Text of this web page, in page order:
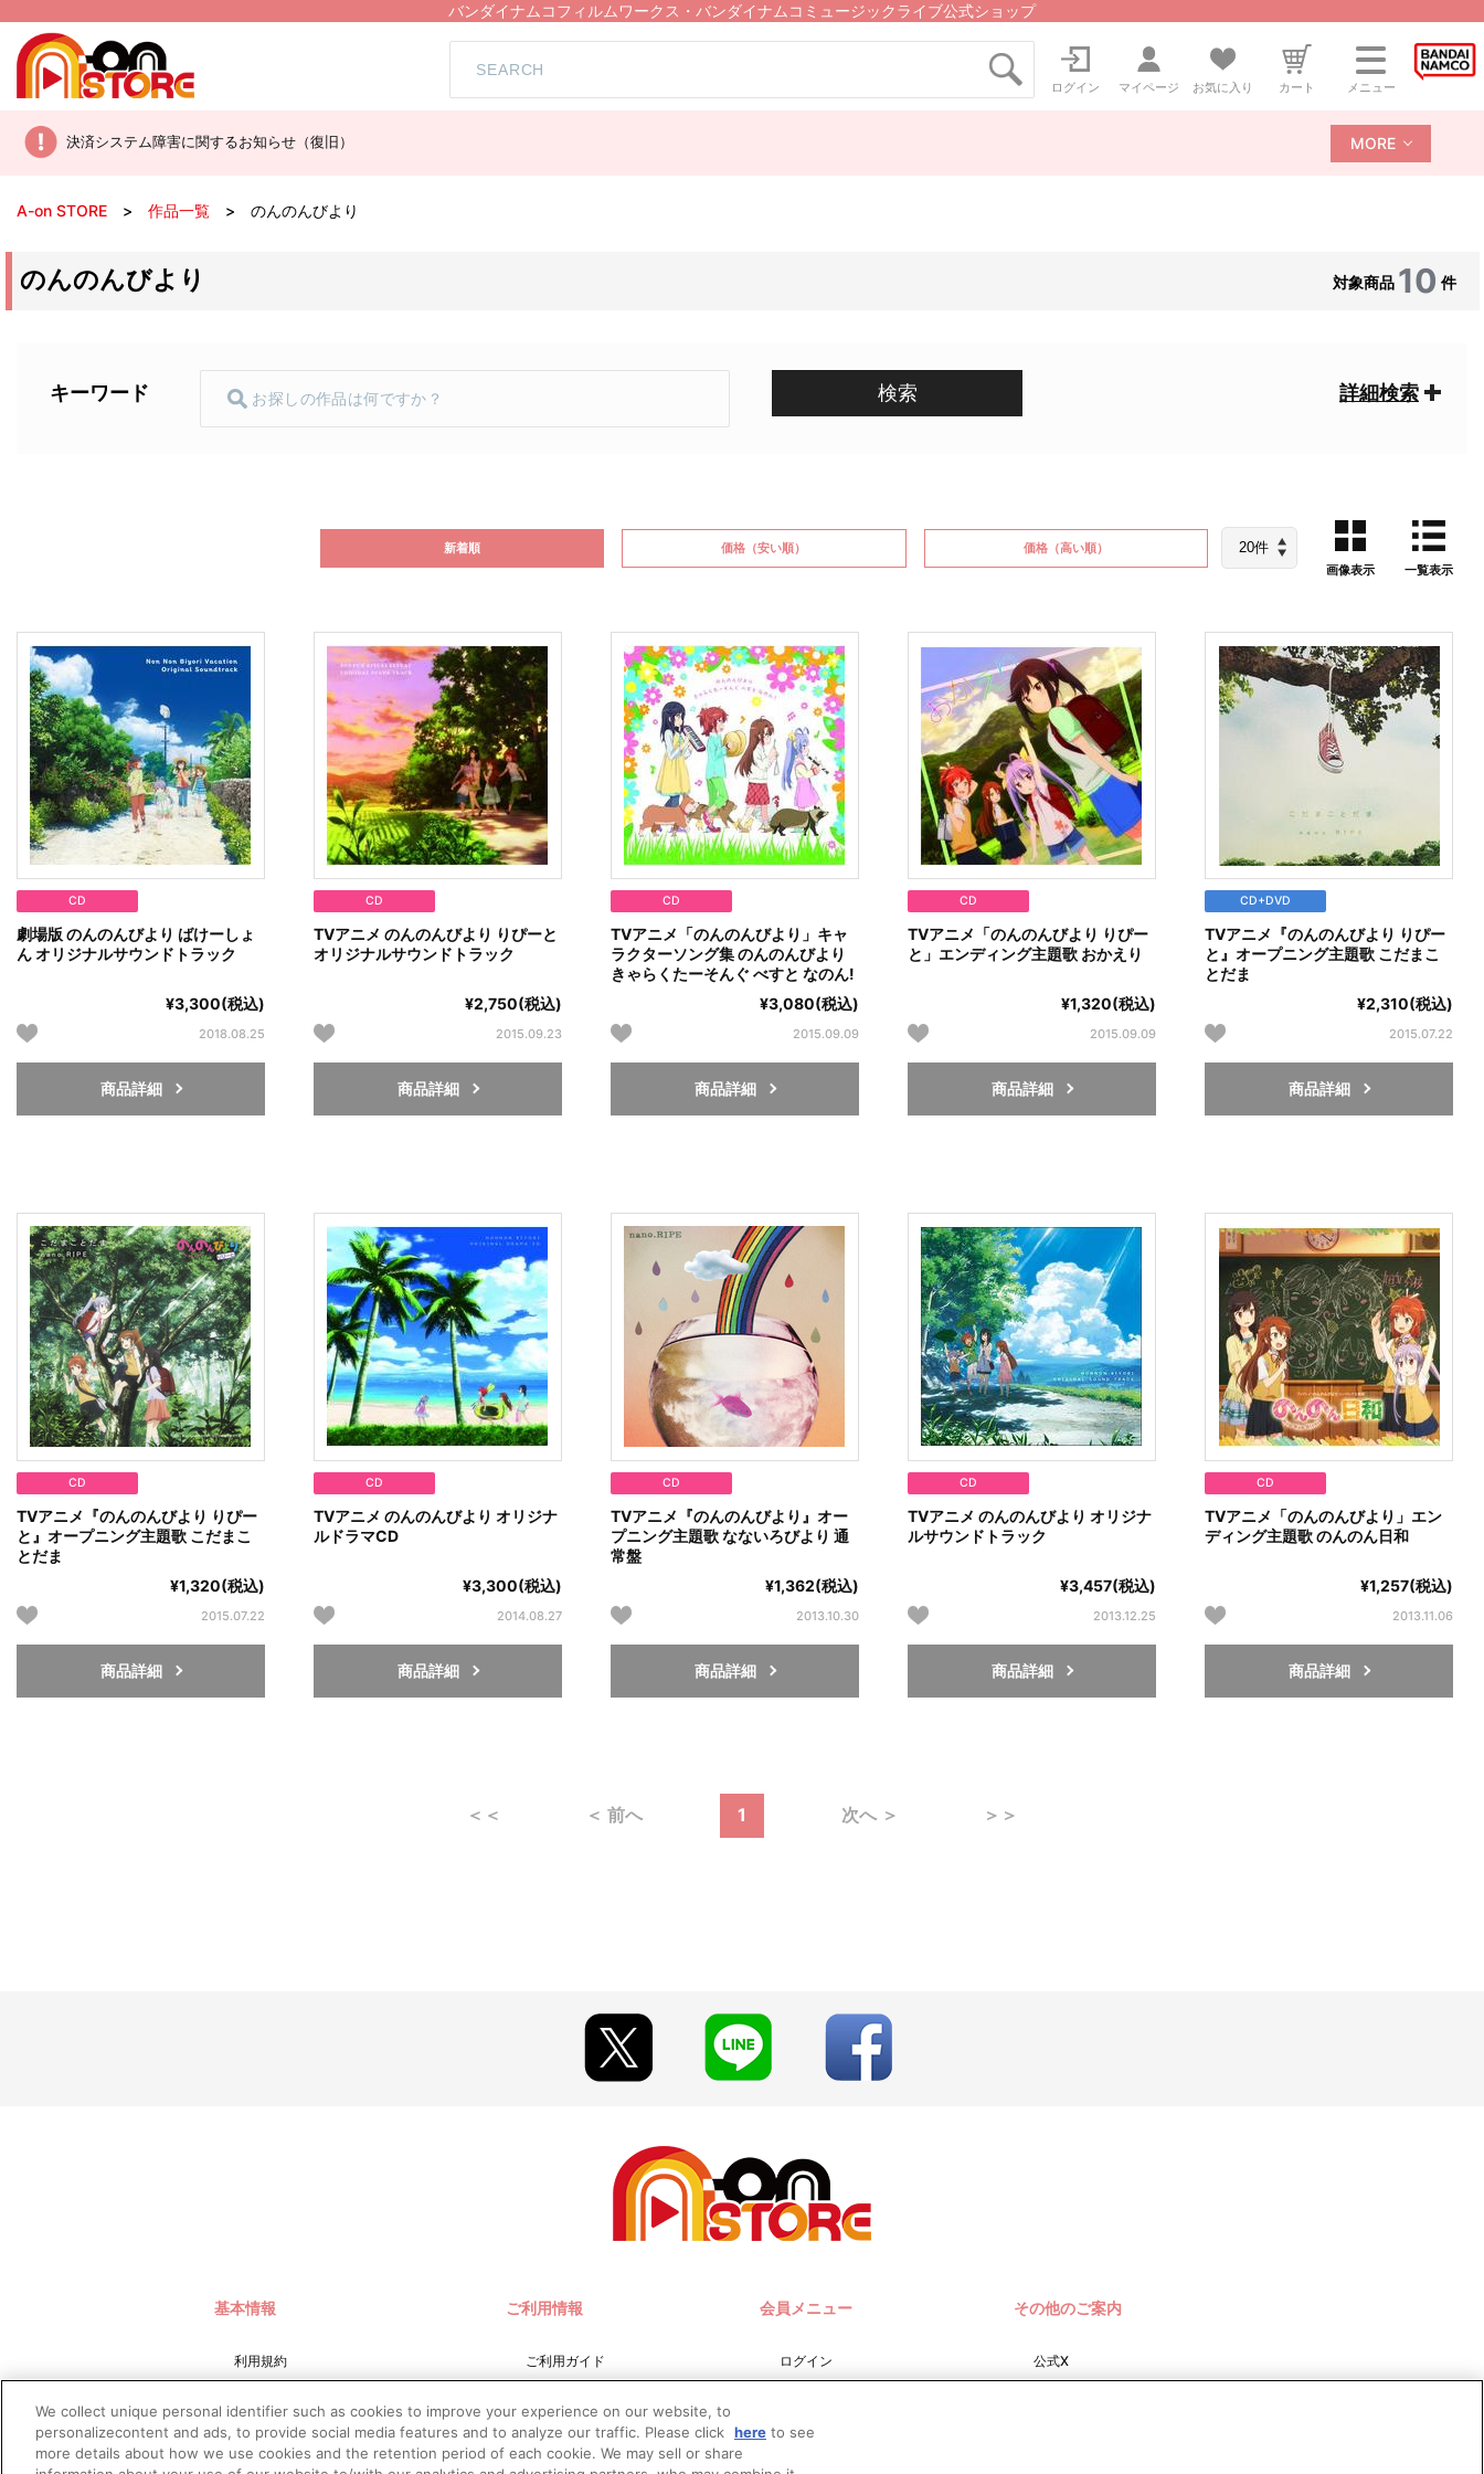
バンダイナムコフィルムワークス・バンダイナムコミュージックライブ公式ショップ
ログイン マイページ お気に入り カート メニュー
決済システム障害に関するお知らせ（復旧） MORE
A-on STORE 作品一覧 のんのんびより
のんのんびより 対象商品 10 件
キーワード 検索 詳細検索
新着順 価格 （安い順） 価格（高い順）
画像表示
一覧表示
CD
劇場版 のんのんびより ばけーしょ
ん オリジナルサウンドトラック
¥3,300(税込)
2018.08.25
商品詳細
CD
TVアニメ のんのんびより りぴーと
オリジナルサウンドトラック
¥2,750(税込)
2015.09.23
商品詳細
CD
TVアニメ「のんのんびより」キャ
ラクターソング集 のんのんびより
きゃらくたーそんぐ べすと なのん!
¥3,080(税込)
2015.09.09
商品詳細
CD
TVアニメ「のんのんびより りぴー
と」エンディング主題歌 おかえり
¥1,320(税込)
2015.09.09
商品詳細
CD+DVD
TVアニメ『のんのんびより りぴー
と』オープニング主題歌 こだまこ
とだま
¥2,310(税込)
2015.07.22
商品詳細
CD
TVアニメ『のんのんびより りぴー
と』オープニング主題歌 こだまこ
とだま
¥1,320(税込)
2015.07.22
商品詳細
CD
TVアニメ のんのんびより オリジナ
ルドラマCD
¥3,300(税込)
2014.08.27
商品詳細
CD
TVアニメ『のんのんびより』オー
プニング主題歌 なないろびより 通
常盤
¥1,362(税込)
2013.10.30
商品詳細
CD
TVアニメ のんのんびより オリジナ
ルサウンドトラック
¥3,457(税込)
2013.12.25
商品詳細
CD
TVアニメ「のんのんびより」エン
ディング主題歌 のんのん日和
¥1,257(税込)
2013.11.06
商品詳細
＜＜ ＜ 前へ 1 次へ ＞ ＞＞
基本情報
利用規約
プライバシーポリシー
プライバシーオプション
ご利用情報
ご利用ガイド
お問い合わせ
推奨環境
会員メニュー
ログイン
新規会員登録
その他のご案内
公式X
We collect unique personal identifier such as cookies to improve your experience on our website, to
personalizecontent and ads, to provide social media features and to analyze our traffic. Please click here to see
more details about how we use cookies and the retention period of each cookie. We may sell or share